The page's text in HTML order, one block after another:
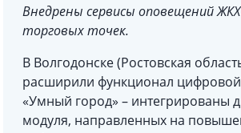
Внедрены сервисы оповещений
торговых точек.
В Волгодонске (Ростовская
расширили функционал
«Умный город» – интегрированы
модуля, направленных на